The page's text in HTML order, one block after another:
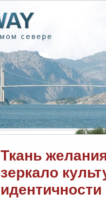
Ткань
зеркало
идентичности